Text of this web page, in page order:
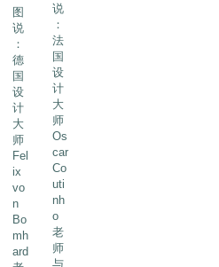
图
说
：
德
国
设
计
大
师
Fel
ix
vo
n
Bo
mh
ard
说
：
法
国
设
计
大
师
Os
car
Co
uti
nh
o
老
师
与